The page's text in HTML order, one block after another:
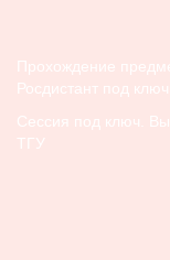
Прохождение
Росдистант под ключ
Сессия под ключ.
ТГУ